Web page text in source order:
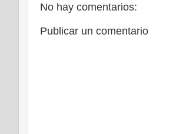
No hay comentarios:
Publicar un comentario